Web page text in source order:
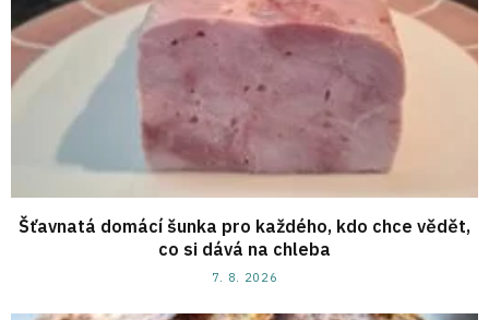
Šťavnatá domácí šunka pro každého, kdo chce vědět,
co si dává na chleba
7. 8. 2026